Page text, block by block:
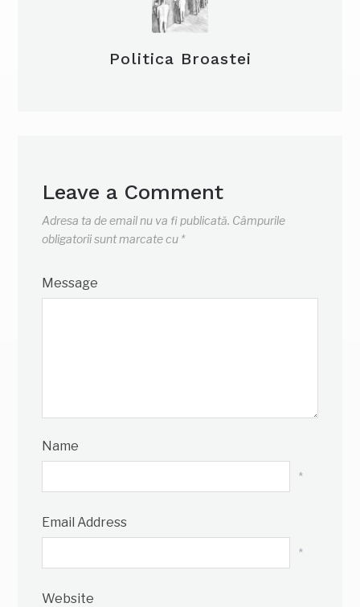
Politica Broastei
Leave a Comment
Adresa ta de email nu va fi publicată. Câmpurile
obligatorii sunt marcate cu *
Message
Name
*
Email Address
*
Website